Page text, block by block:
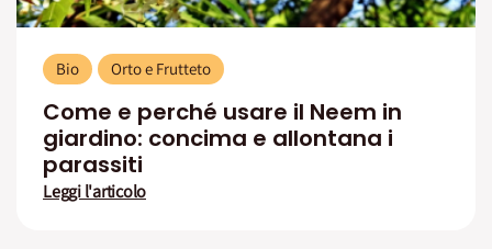
Bio Orto e Frutteto
Come e perché usare il Neem in
giardino: concima e allontana i
parassiti
Leggi l'articolo